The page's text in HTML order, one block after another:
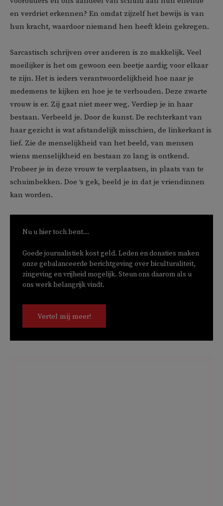
en verdriet erkennen? En omdat zijzelf het bewijs is van
hun kracht, waardoor niemand hen heeft klein gekregen.
Sarcastisch schrijven over anderen is zo makkelijk. Veel
moeilijker is het om gewoon een beetje aardig voor elkaar
te zijn. Het is ieders verantwoordelijkheid hoe naar je
medemens te kijken en hoe je te verhouden. Deze zwarte
vrouw is er. Zij gaat niet meer weg. Verdiep je in haar
bestaan. Verbeeld je. Door de kunst. De rechterkant van
haar gezicht is wat afstandelijk misschien, de linkerkant is
lief. Zie de menselijkheid van het beeld, van mensen
wiens menselijkheid en bestaan zo lang is ontkend.
Probeer je in deze vrouw te verplaatsen, in plaats van te
schuimbekken. Doe ‘s gek, beeld je in dat je vriendinnen
kan worden.
Nu u hier toch bent...
Goede journalistiek kost geld. Leden en donaties maken
onze gebalanceerde berichtgeving over biculturaliteit,
zingeving en vrijheid mogelijk. Steun ons daarom als u
ons werk belangrijk vindt.
Vertel mij meer!